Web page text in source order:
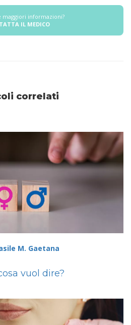
maggiori informazioni?
IL MEDICO
correlati
M. Gaetana
vuol dire?